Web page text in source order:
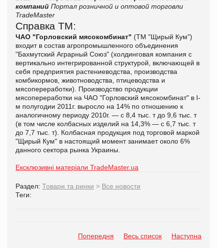
компаний Портал розничной и оптовой торговли
TradeMaster
Справка ТМ:
ЧАО "Горловский мясокомбинат" (ТМ "Щирый Кум")
входит в состав агропромышленного объединения
"Бахмутский Аграрный Союз" (холдинговая компания с
вертикально интегрированной структурой, включающей в
себя предприятия растениеводства, производства
комбикормов, животноводства, птицеводства и
мясопереработки). Производство продукции
мясопереработки на ЧАО "Горловский мясокомбинат" в I-
м полугодии 2011г. выросло на 14% по отношению к
аналогичному периоду 2010г. — с 8,4 тыс. т до 9,6 тыс. т
(в том числе колбасных изделий на 14,3% — с 6,7 тыс. т
до 7,7 тыс. т). Колбасная продукция под торговой маркой
"Щирый Кум" в настоящий момент занимает около 6%
данного сектора рынка Украины.
Ексклюзивні матеріали TradeMaster.ua
Раздел: Товари та ринки > Все новости
Теги:
Попередня Весь список Наступна